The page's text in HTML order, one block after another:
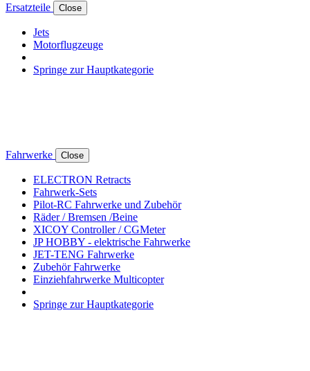
Ersatzteile Close
Jets
Motorflugzeuge
Springe zur Hauptkategorie
Fahrwerke Close
ELECTRON Retracts
Fahrwerk-Sets
Pilot-RC Fahrwerke und Zubehör
Räder / Bremsen /Beine
XICOY Controller / CGMeter
JP HOBBY - elektrische Fahrwerke
JET-TENG Fahrwerke
Zubehör Fahrwerke
Einziehfahrwerke Multicopter
Springe zur Hauptkategorie